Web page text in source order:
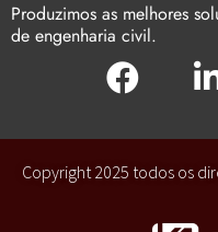
Produzimos as melhores
de engenharia civil.
Copyright 2025 todos os